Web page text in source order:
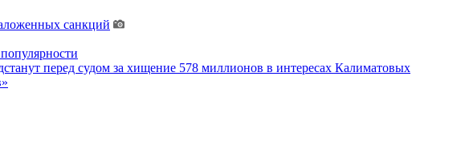
санкций
перед судом за хищение 578 миллионов в интересах Калиматовых